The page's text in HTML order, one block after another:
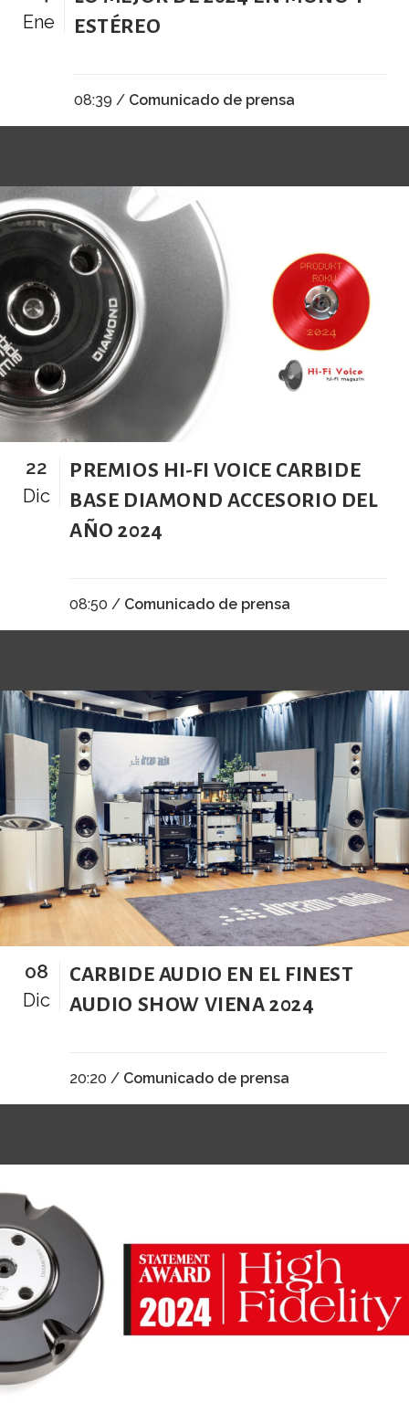
Ene
ESTÉREO
08:39 / Comunicado de prensa
22
Dic
PREMIOS HI-FI VOICE CARBIDE
BASE DIAMOND ACCESORIO DEL
AÑO 2024
08:50 / Comunicado de prensa
08
Dic
CARBIDE AUDIO EN EL FINEST
AUDIO SHOW VIENA 2024
20:20 / Comunicado de prensa